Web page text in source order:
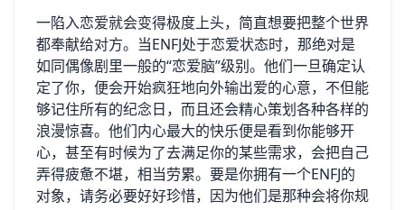
一陷入恋爱就会变得极度上头，简直想要把整个世界
都奉献给对方。当ENFJ处于恋爱状态时，那绝对是
如同偶像剧里一般的“恋爱脑”级别。他们一旦确定认
定了你，便会开始疯狂地向外输出爱的心意，不但能
够记住所有的纪念日，而且还会精心策划各种各样的
浪漫惊喜。他们内心最大的快乐便是看到你能够开
心，甚至有时候为了去满足你的某些需求，会把自己
弄得疲惫不堪，相当劳累。要是你拥有一个ENFJ的
对象，请务必要好好珍惜，因为他们是那种会将你规